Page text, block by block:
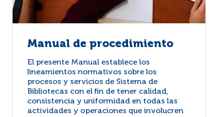
Manual de procedimiento
El presente Manual establece los
lineamientos normativos sobre los
procesos y servicios de Sistema de
Bibliotecas con el fin de tener calidad,
consistencia y uniformidad en todas las
actividades y operaciones que involucren